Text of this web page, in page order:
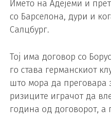
Името на Адејеми и
со Барселона, дури и
Салцбург.
Тој има договор со
го става германскиот
што мора да преговара
ризиците играчот да
година од договорот, а